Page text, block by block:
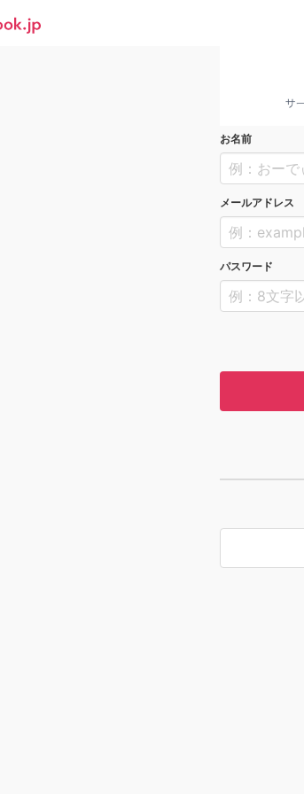
お名前
メールアドレス
パスワード